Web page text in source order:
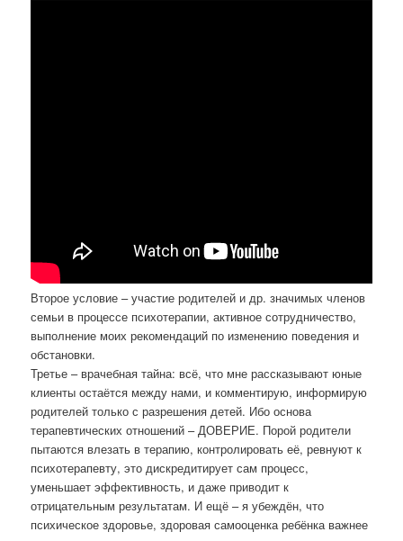
Второе условие – участие родителей и др. значимых членов
семьи в процессе психотерапии, активное сотрудничество,
выполнение моих рекомендаций по изменению поведения и
обстановки.
Третье – врачебная тайна: всё, что мне рассказывают юные
клиенты остаётся между нами, и комментирую, информирую
родителей только с разрешения детей. Ибо основа
терапевтических отношений – ДОВЕРИЕ. Порой родители
пытаются влезать в терапию, контролировать её, ревнуют к
психотерапевту, это дискредитирует сам процесс,
уменьшает эффективность, и даже приводит к
отрицательным результатам. И ещё – я убеждён, что
психическое здоровье, здоровая самооценка ребёнка важнее